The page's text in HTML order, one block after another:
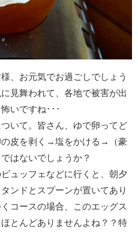
、お元気でお過ごしでしょう
見舞われて、各地で被害が出
いですね･･･
いて。皆さん、ゆで卵ってど
の皮を剥く→塩をかける→（豪
はないでしょうか？
ュッフェなどに行くと、朝夕
ンドとスプーンが置いてあり
コースの場合、このエッグス
とんどありませんよね？？特